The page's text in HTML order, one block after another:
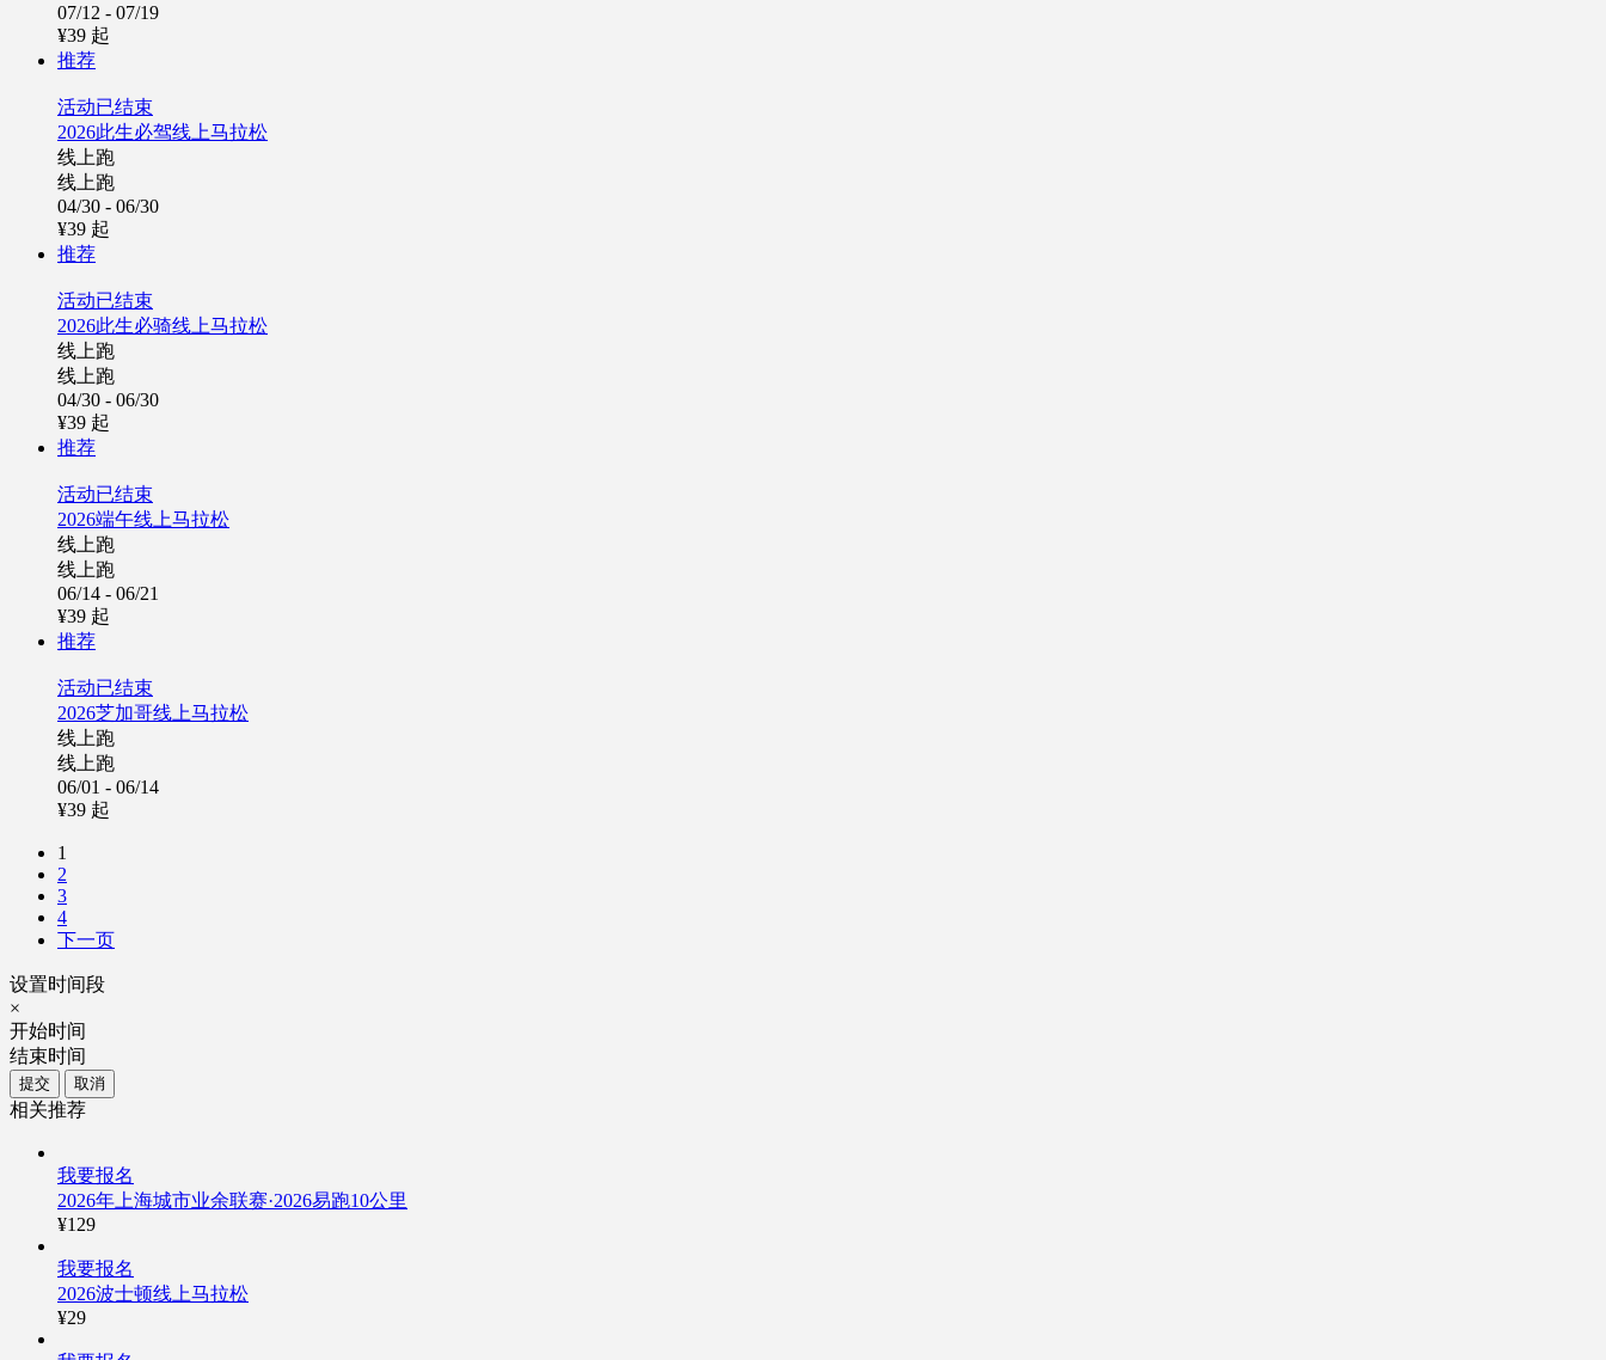
07/12 - 07/19
¥39 起
推荐
活动已结束
2026此生必驾线上马拉松
线上跑
线上跑
04/30 - 06/30
¥39 起
推荐
活动已结束
2026此生必骑线上马拉松
线上跑
线上跑
04/30 - 06/30
¥39 起
推荐
活动已结束
2026端午线上马拉松
线上跑
线上跑
06/14 - 06/21
¥39 起
推荐
活动已结束
2026芝加哥线上马拉松
线上跑
线上跑
06/01 - 06/14
¥39 起
1
2
3
4
下一页
设置时间段
×
开始时间
结束时间
提交 取消
相关推荐
我要报名
2026年上海城市业余联赛·2026易跑10公里
¥129
我要报名
2026波士顿线上马拉松
¥29